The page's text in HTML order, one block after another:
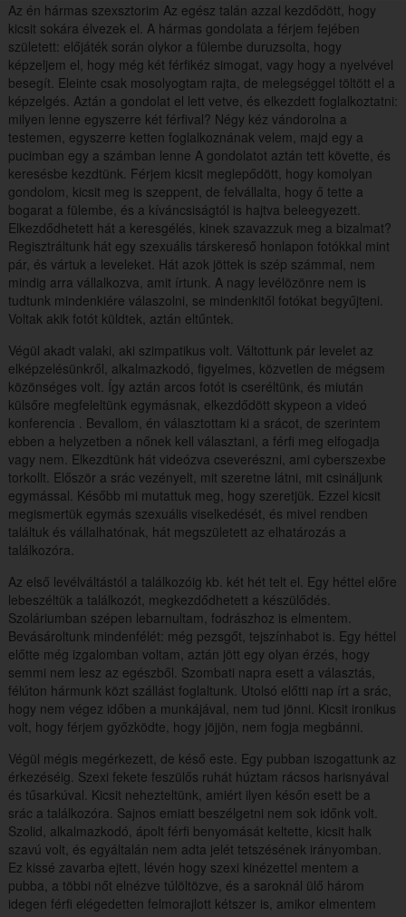
Az én hármas szexsztorim Az egész talán azzal kezdődött, hogy
kicsit sokára élvezek el. A hármas gondolata a férjem fejében
született: előjáték során olykor a fülembe duruzsolta, hogy
képzeljem el, hogy még két férfikéz simogat, vagy hogy a nyelvével
besegít. Eleinte csak mosolyogtam rajta, de melegséggel töltött el a
képzelgés. Aztán a gondolat el lett vetve, és elkezdett foglalkoztatni:
milyen lenne egyszerre két férfival? Négy kéz vándorolna a
testemen, egyszerre ketten foglalkoznának velem, majd egy a
pucimban egy a számban lenne A gondolatot aztán tett követte, és
keresésbe kezdtünk. Férjem kicsit meglepődött, hogy komolyan
gondolom, kicsit meg is szeppent, de felvállalta, hogy ő tette a
bogarat a fülembe, és a kíváncsiságtól is hajtva beleegyezett.
Elkezdődhetett hát a keresgélés, kinek szavazzuk meg a bizalmat?
Regisztráltunk hát egy szexuális társkereső honlapon fotókkal mint
pár, és vártuk a leveleket. Hát azok jöttek is szép számmal, nem
mindig arra vállalkozva, amit írtunk. A nagy levélözönre nem is
tudtunk mindenkiére válaszolni, se mindenkitől fotókat begyűjteni.
Voltak akik fotót küldtek, aztán eltűntek.
Végül akadt valaki, aki szimpatikus volt. Váltottunk pár levelet az
elképzelésünkről, alkalmazkodó, figyelmes, közvetlen de mégsem
közönséges volt. Így aztán arcos fotót is cseréltünk, és miután
külsőre megfeleltünk egymásnak, elkezdődött skypeon a videó
konferencia . Bevallom, én választottam ki a srácot, de szerintem
ebben a helyzetben a nőnek kell választani, a férfi meg elfogadja
vagy nem. Elkezdtünk hát videózva cseverészni, ami cyberszexbe
torkollt. Először a srác vezényelt, mit szeretne látni, mit csináljunk
egymással. Később mi mutattuk meg, hogy szeretjük. Ezzel kicsit
megismertük egymás szexuális viselkedését, és mivel rendben
találtuk és vállalhatónak, hát megszületett az elhatározás a
találkozóra.
Az első levélváltástól a találkozóig kb. két hét telt el. Egy héttel előre
lebeszéltük a találkozót, megkezdődhetett a készülődés.
Szoláriumban szépen lebarnultam, fodrászhoz is elmentem.
Bevásároltunk mindenfélét: még pezsgőt, tejszínhabot is. Egy héttel
előtte még izgalomban voltam, aztán jött egy olyan érzés, hogy
semmi nem lesz az egészből. Szombati napra esett a választás,
félúton hármunk közt szállást foglaltunk. Utolsó előtti nap írt a srác,
hogy nem végez időben a munkájával, nem tud jönni. Kicsit ironikus
volt, hogy férjem győzködte, hogy jöjjön, nem fogja megbánni.
Végül mégis megérkezett, de késő este. Egy pubban iszogattunk az
érkezéséig. Szexi fekete feszülős ruhát húztam rácsos harisnyával
és tűsarkúval. Kicsit nehezteltünk, amiért ilyen későn esett be a
srác a találkozóra. Sajnos emiatt beszélgetni nem sok időnk volt.
Szolid, alkalmazkodó, ápolt férfi benyomását keltette, kicsit halk
szavú volt, és egyáltalán nem adta jelét tetszésének irányomban.
Ez kissé zavarba ejtett, lévén hogy szexi kinézettel mentem a
pubba, a többi nőt elnézve túlöltözve, és a saroknál ülő három
idegen férfi elégedetten felmorajlott kétszer is, amikor elmentem